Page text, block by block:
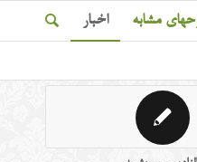
مشابه اخبار